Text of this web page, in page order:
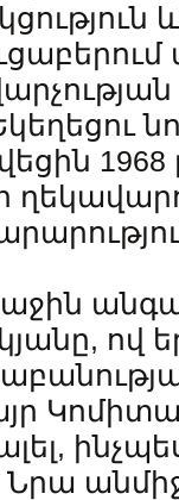
1968
ով
Նրա